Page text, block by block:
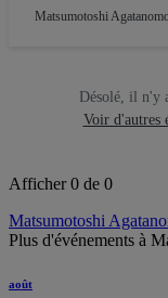
Matsumotoshi
Désolé, il n'y
Voir d'autres
Afficher 0 de 0
Matsumotoshi
Plus d'événements à
août